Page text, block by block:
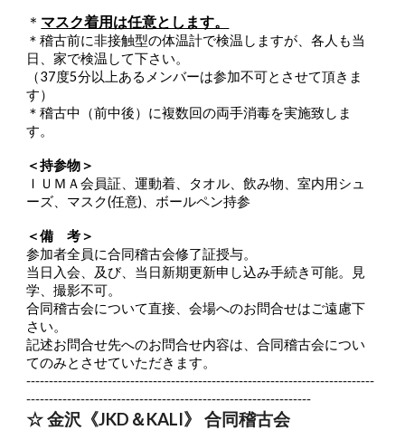
＊ マスク着用は任意とします。
＊稽古前に非接触型の体温計で検温しますが、各人も当
日、家で検温して下さい。
（37度5分以上あるメンバーは参加不可とさせて頂きま
す）
＊稽古中（前中後）に複数回の両手消毒を実施致しま
す。
＜持参物＞
ＩＵＭＡ会員証、運動着、タオル、飲み物、室内用シュ
ーズ、マスク(任意)、ボールペン持参
＜備 考＞
参加者全員に合同稽古会修了証授与。
当日入会、及び、当日新期更新申し込み手続き可能。見
学、撮影不可。
合同稽古会について直接、会場へのお問合せはご遠慮下
さい。
記述お問合せ先へのお問合せ内容は、合同稽古会につい
てのみとさせていただきます。
-----------------------------------------------------------------------------
---------------------------------------------------------------
☆ 金沢《JKD＆KALI》 合同稽古会